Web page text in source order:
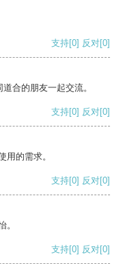
支持[0] 反对[0]
合的朋友一起交流。
支持[0] 反对[0]
用的需求。
支持[0] 反对[0]
。
支持[0] 反对[0]